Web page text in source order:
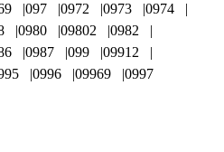
097 0972 0973
0974
0980 09802
0982
0987 099
09912
0996 09969 0997